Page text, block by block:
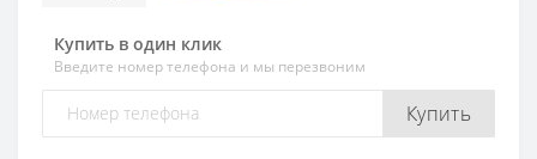
Купить в один клик
Введите номер телефона и мы перезвоним
Купить